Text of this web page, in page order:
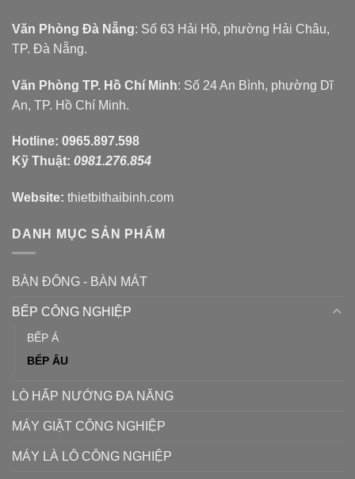
Văn Phòng Đà Nẵng: Số 63 Hải Hồ, phường Hải Châu,
TP. Đà Nẵng.
Văn Phòng TP. Hồ Chí Minh: Số 24 An Bình, phường Dĩ
An, TP. Hồ Chí Minh.
Hotline: 0965.897.598
Kỹ Thuật: 0981.276.854
Website: thietbithaibinh.com
DANH MỤC SẢN PHẨM
BÀN ĐÔNG - BÀN MÁT
BẾP CÔNG NGHIỆP
BẾP Á
BẾP ÂU
LÒ HẤP NƯỚNG ĐA NĂNG
MÁY GIẶT CÔNG NGHIỆP
MÁY LÀ LÔ CÔNG NGHIỆP